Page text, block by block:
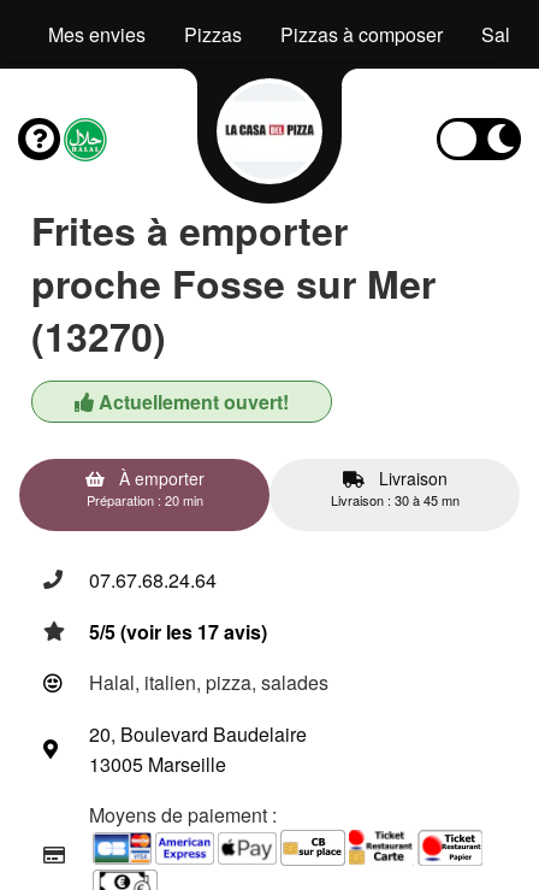
Mes envies Pizzas Pizzas à composer
Frites à emporter
proche Fosse sur Mer
(13270)
Actuellement ouvert!
À emporter
Préparation : 20 min
Livraison
Livraison : 30 à 45 mn
07.67.68.24.64
5/5 (voir les 17 avis)
Halal, italien, pizza, salades
20, Boulevard Baudelaire
13005 Marseille
Moyens de paiement :